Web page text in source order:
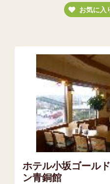
お気に入
ホテル小坂ゴール
ン青銅館